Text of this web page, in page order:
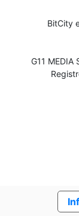
BitCity
G11 MEDIA